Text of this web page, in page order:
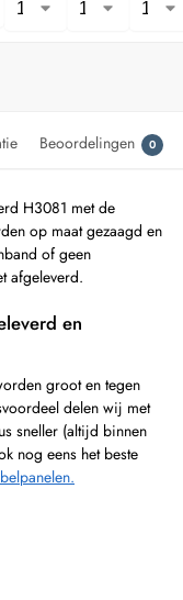
Beoordelingen 0
H3081 met de
op maat gezaagd en
of geen
afgeleverd.
en
groot en tegen
delen wij met
sneller (altijd binnen
nog eens het beste